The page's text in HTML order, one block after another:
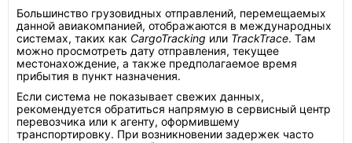
Большинство грузовидных отправлений, перемещаемых
данной авиакомпанией, отображаются в международных
системах, таких как CargoTracking или TrackTrace. Там
можно просмотреть дату отправления, текущее
местонахождение, а также предполагаемое время
прибытия в пункт назначения.
Если система не показывает свежих данных,
рекомендуется обратиться напрямую в сервисный центр
перевозчика или к агенту, оформившему
транспортировку. При возникновении задержек часто